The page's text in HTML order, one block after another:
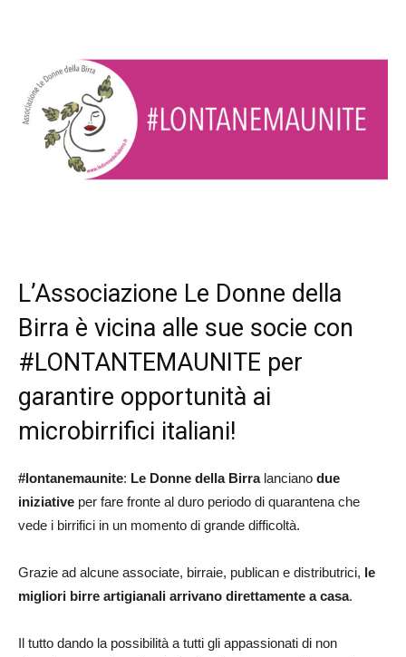
L’Associazione Le Donne della
Birra è vicina alle sue socie con
#LONTANTEMAUNITE per
garantire opportunità ai
microbirrifici italiani!
#lontanemaunite: Le Donne della Birralanciano due
iniziative per fare fronte al duro periodo di quarantena che
vede i birrifici in un momento di grande difficoltà.
Grazie ad alcune associate, birraie, publican e distributrici, le
migliori birre artigianali arrivano direttamente a casa.
Il tutto dando la possibilità a tutti gli appassionati di non